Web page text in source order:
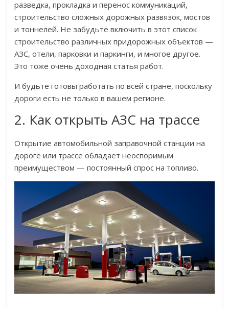
разведка, прокладка и перенос коммуникаций,
строительство сложных дорожных развязок, мостов
и тоннелей. Не забудьте включить в этот список
строительство различных придорожных объектов —
АЗС, отели, парковки и паркинги, и многое другое.
Это тоже очень доходная статья работ.
И будьте готовы работать по всей стране, поскольку
дороги есть не только в вашем регионе.
2. Как открыть АЗС на трассе
Открытие автомобильной заправочной станции на
дороге или трассе обладает неоспоримым
преимуществом — постоянный спрос на топливо.